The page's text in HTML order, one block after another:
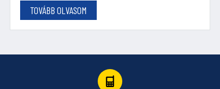
TOVÁBB OLVASOM